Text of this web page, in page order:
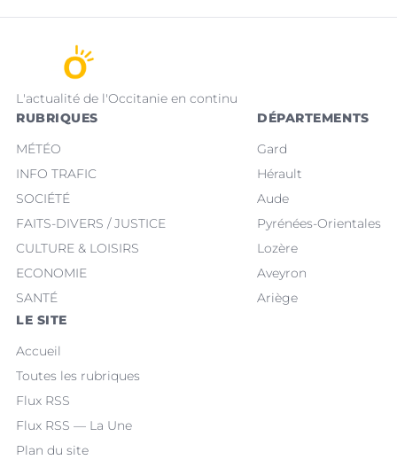
L'actualité de l'Occitanie en continu
RUBRIQUES
MÉTÉO
INFO TRAFIC
SOCIÉTÉ
FAITS-DIVERS / JUSTICE
CULTURE & LOISIRS
ECONOMIE
SANTÉ
DÉPARTEMENTS
Gard
Hérault
Aude
Pyrénées-Orientales
Lozère
Aveyron
Ariège
LE SITE
Accueil
Toutes les rubriques
Flux RSS
Flux RSS — La Une
Plan du site